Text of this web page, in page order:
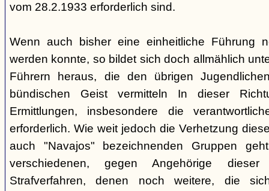
vom 28.2.1933 erforderlich sind.
Wenn auch bisher eine einheitliche Führung
werden konnte, so bildet sich doch allmählich
Führern heraus, die den übrigen
bündischen Geist vermitteln In dieser
Ermittlungen, insbesondere die
erforderlich. Wie weit jedoch die Verhetzung
auch "Navajos" bezeichnenden Gruppen
verschiedenen, gegen Angehörige dieser
Strafverfahren, denen noch weitere, die